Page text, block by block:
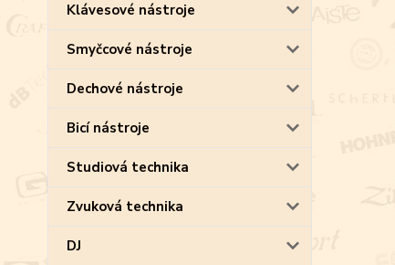
Klávesové nástroje
Smyčcové nástroje
Dechové nástroje
Bicí nástroje
Studiová technika
Zvuková technika
DJ